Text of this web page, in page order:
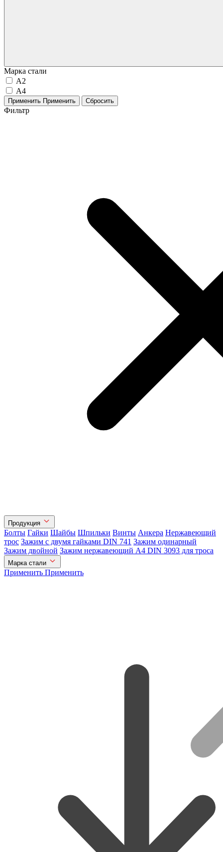
Марка стали
А2
А4
Применить Применить Сбросить
Фильтр
Продукция
Болты Гайки Шайбы Шпильки Винты Анкера Нержавеющий
трос Зажим с двумя гайками DIN 741 Зажим одинарный
Зажим двойной Зажим нержавеющий А4 DIN 3093 для троса
Марка стали
Применить Применить